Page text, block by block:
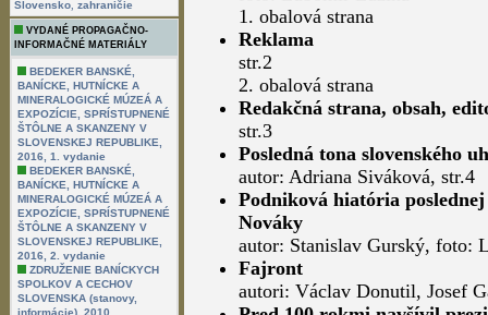
Slovensko zahraničie
VYDANÉ PROPAGAČNO-
INFORMAČNÉ MATERIÁLY
BEDEKER BANSKÉ,
BANÍCKE, HUTNÍCKE A
MINERALOGICKÉ MÚZEÁ A
EXPOZÍCIE, SPRÍSTUPNENÉ
ŠTÔLNE A SKANZENY V
SLOVENSKEJ REPUBLIKE,
2016, 1. vydanie
BEDEKER BANSKÉ,
BANÍCKE, HUTNÍCKE A
MINERALOGICKÉ MÚZEÁ A
EXPOZÍCIE, SPRÍSTUPNENÉ
ŠTÔLNE A SKANZENY V
SLOVENSKEJ REPUBLIKE,
2016, 2. vydanie
ZDRUŽENIE BANÍCKYCH
SPOLKOV A CECHOV
SLOVENSKA (stanovy,
informácie), 2010
1. obalová strana
Reklama
str.2
2. obalová strana
Redakčná strana, obsah,
str.3
Posledná tona slovenského
autor: Adriana Siváková, str.4
Podniková hiatória
Nováky
autor: Stanislav Gurský, foto:
Fajront
autori: Václav Donutil, Josef